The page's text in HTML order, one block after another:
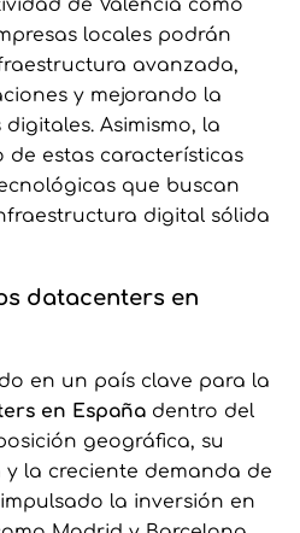
de Valencia como
locales podrán
avanzada,
y mejorando la
Asimismo, la
de estas características
que buscan
digital sólida
datacenters en
en un país clave para la
en Españadentro del
geográfica, su
la creciente demanda de
la inversión en